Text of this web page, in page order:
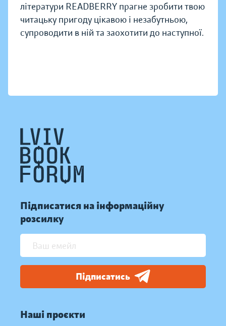
літератури READBERRY прагне зробити твою
читацьку пригоду цікавою і незабутньою,
супроводити в ній та заохотити до наступної.
Підписатися на інформаційну
розсилку
Підписатись
Наші проєкти